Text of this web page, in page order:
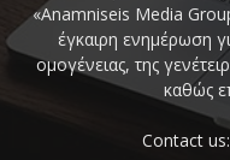
«Anamniseis Media
έγκαιρη ενημέρωση
ομογένειας, της
καθώς
Contact us: